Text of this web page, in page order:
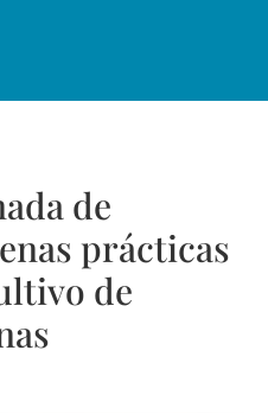
de
prácticas
de